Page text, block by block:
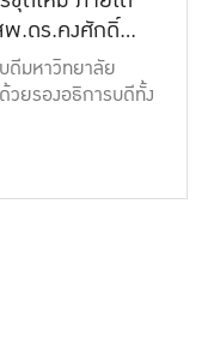
พ.ดร.คงศักดิ์
ดีมหาวิทยาลัย
ยรองอธิการบดีทั้ง